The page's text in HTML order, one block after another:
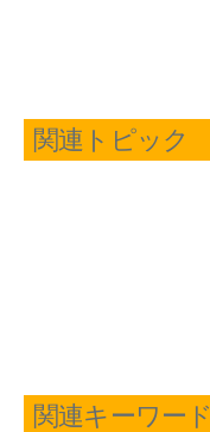
関連トピック
関連キーワード